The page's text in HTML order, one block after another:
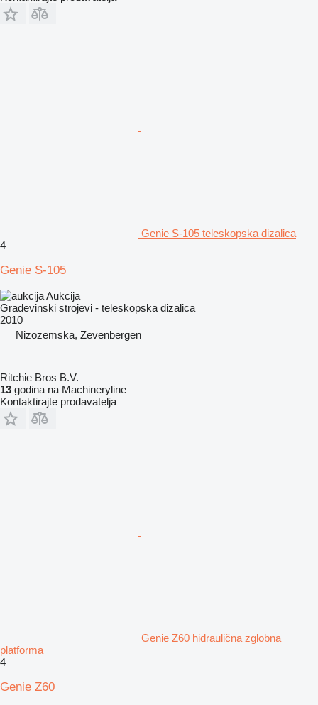
Genie S-105 teleskopska dizalica
4
Genie S-105
Aukcija
Građevinski strojevi - teleskopska dizalica
2010
Nizozemska, Zevenbergen
Ritchie Bros B.V.
13 godina na Machineryline
Kontaktirajte prodavatelja
Genie Z60 hidraulična zglobna
platforma
4
Genie Z60